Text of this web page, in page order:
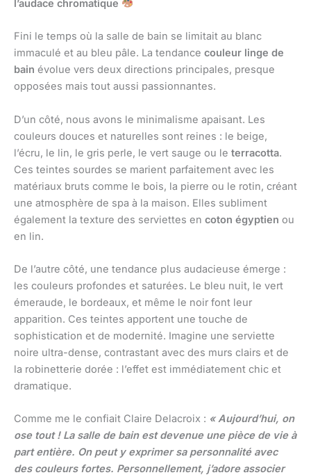
l’audace chromatique
Fini le temps où la salle de bain se limitait au blanc
immaculé et au bleu pâle. La tendance couleur linge de
bain évolue vers deux directions principales, presque
opposées mais tout aussi passionnantes.
D’un côté, nous avons le minimalisme apaisant. Les
couleurs douces et naturelles sont reines : le beige,
l’écru, le lin, le gris perle, le vert sauge ou le terracotta.
Ces teintes sourdes se marient parfaitement avec les
matériaux bruts comme le bois, la pierre ou le rotin, créant
une atmosphère de spa à la maison. Elles subliment
également la texture des serviettes en coton égyptien ou
en lin.
De l’autre côté, une tendance plus audacieuse émerge :
les couleurs profondes et saturées. Le bleu nuit, le vert
émeraude, le bordeaux, et même le noir font leur
apparition. Ces teintes apportent une touche de
sophistication et de modernité. Imagine une serviette
noire ultra-dense, contrastant avec des murs clairs et de
la robinetterie dorée : l’effet est immédiatement chic et
dramatique.
Comme me le confiait Claire Delacroix : « Aujourd’hui, on
ose tout ! La salle de bain est devenue une pièce de vie à
part entière. On peut y exprimer sa personnalité avec
des couleurs fortes. Personnellement, j’adore associer